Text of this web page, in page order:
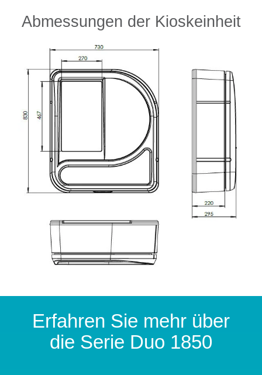
Abmessungen der Kioskeinheit
Erfahren Sie mehr über
die Serie Duo 1850